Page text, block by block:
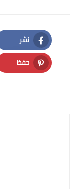
نشر
Facebook
حفظ
Pinterest